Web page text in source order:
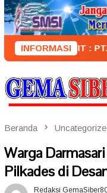
Loncat
ke
konten
INFORMASI
PENERBIT : PT. DENI
Beranda
Warga
Pilkades di
Redaksi